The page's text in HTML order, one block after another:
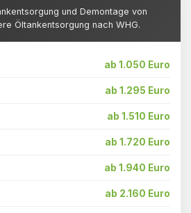
und Demontage von
Öltankentsorgung nach WHG.
ab 1.050 Euro
ab 1.295 Euro
ab 1.510 Euro
ab 1.720 Euro
ab 1.940 Euro
ab 2.160 Euro